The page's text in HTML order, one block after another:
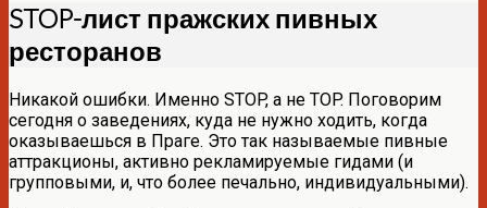
STOP-лист пражских пивных
ресторанов
Никакой ошибки. Именно STOP, а не TOP. Поговорим
сегодня о заведениях, куда не нужно ходить, когда
оказываешься в Праге. Это так называемые пивные
аттракционы, активно рекламируемые гидами (и
групповыми, и, что более печально, индивидуальными).